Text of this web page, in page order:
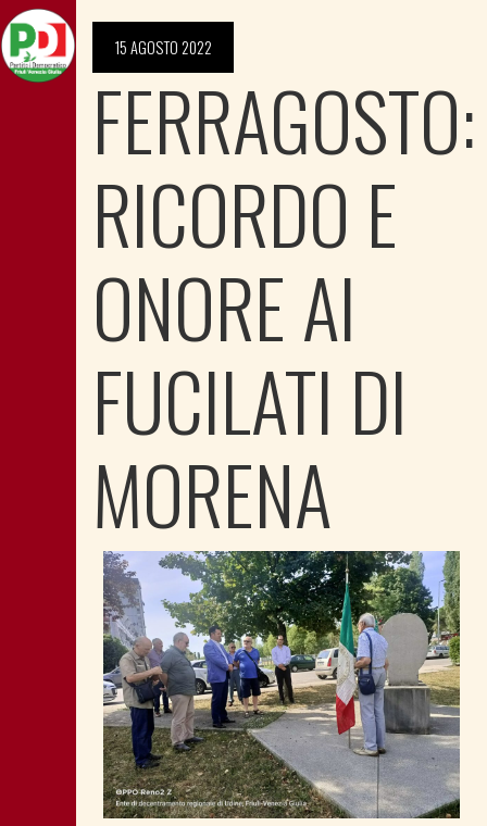
15 AGOSTO 2022
FERRAGOSTO:
RICORDO E
ONORE AI
FUCILATI DI
MORENA